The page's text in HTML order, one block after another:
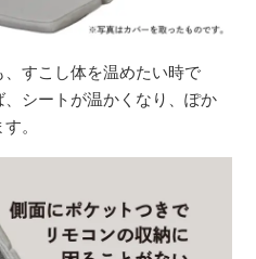
すこし体を温めたい時で
シートが温かくなり、ぽか
。